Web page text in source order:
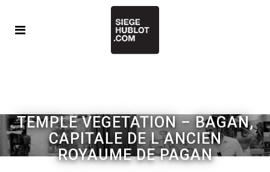
TEMPLE VEGETATION – BAGAN,
CAPITALE DE L ANCIEN
ROYAUME DE PAGAN